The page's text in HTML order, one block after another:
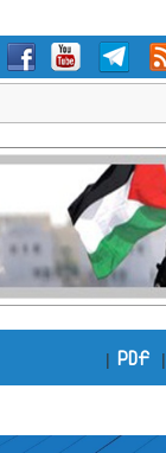
|
PDF
|